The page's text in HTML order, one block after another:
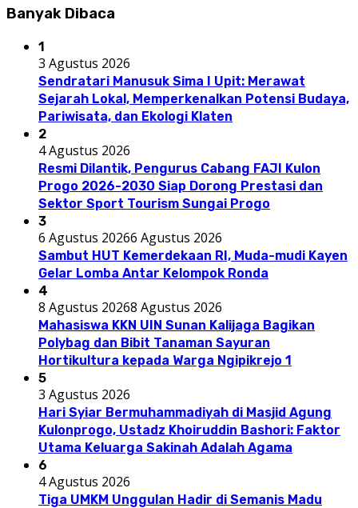
Banyak Dibaca
1
3 Agustus 2026
Sendratari Manusuk Sima I Upit: Merawat
Sejarah Lokal, Memperkenalkan Potensi Budaya,
Pariwisata, dan Ekologi Klaten
2
4 Agustus 2026
Resmi Dilantik, Pengurus Cabang FAJI Kulon
Progo 2026-2030 Siap Dorong Prestasi dan
Sektor Sport Tourism Sungai Progo
3
6 Agustus 20266 Agustus 2026
Sambut HUT Kemerdekaan RI, Muda-mudi Kayen
Gelar Lomba Antar Kelompok Ronda
4
8 Agustus 20268 Agustus 2026
Mahasiswa KKN UIN Sunan Kalijaga Bagikan
Polybag dan Bibit Tanaman Sayuran
Hortikultura kepada Warga Ngipikrejo 1
5
3 Agustus 2026
Hari Syiar Bermuhammadiyah di Masjid Agung
Kulonprogo, Ustadz Khoiruddin Bashori: Faktor
Utama Keluarga Sakinah Adalah Agama
6
4 Agustus 2026
Tiga UMKM Unggulan Hadir di Semanis Madu